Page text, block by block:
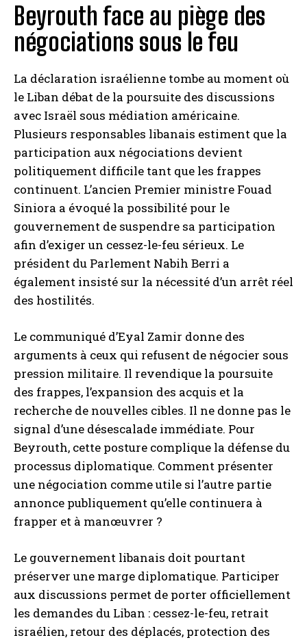
Beyrouth face au piège des
négociations sous le feu
La déclaration israélienne tombe au moment où
le Liban débat de la poursuite des discussions
avec Israël sous médiation américaine.
Plusieurs responsables libanais estiment que la
participation aux négociations devient
politiquement difficile tant que les frappes
continuent. L’ancien Premier ministre Fouad
Siniora a évoqué la possibilité pour le
gouvernement de suspendre sa participation
afin d’exiger un cessez-le-feu sérieux. Le
président du Parlement Nabih Berri a
également insisté sur la nécessité d’un arrêt réel
des hostilités.
Le communiqué d’Eyal Zamir donne des
arguments à ceux qui refusent de négocier sous
pression militaire. Il revendique la poursuite
des frappes, l’expansion des acquis et la
recherche de nouvelles cibles. Il ne donne pas le
signal d’une désescalade immédiate. Pour
Beyrouth, cette posture complique la défense du
processus diplomatique. Comment présenter
une négociation comme utile si l’autre partie
annonce publiquement qu’elle continuera à
frapper et à manœuvrer ?
Le gouvernement libanais doit pourtant
préserver une marge diplomatique. Participer
aux discussions permet de porter officiellement
les demandes du Liban : cessez-le-feu, retrait
israélien, retour des déplacés, protection des